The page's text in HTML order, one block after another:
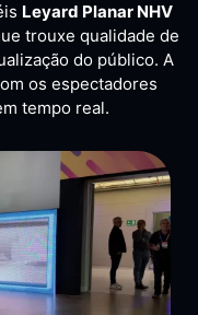
Leyard Planar NHV
trouxe qualidade de
do público. A
os espectadores
tempo real.